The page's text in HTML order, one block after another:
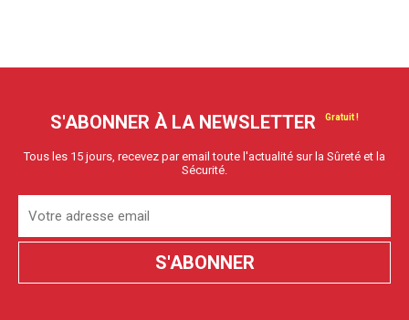
S'ABONNER À LA NEWSLETTER
Tous les 15 jours, recevez par email toute l'actualité sur la Sûreté et la
Sécurité.